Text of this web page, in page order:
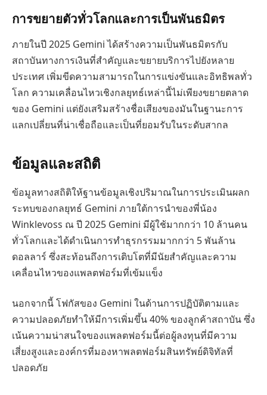
การขยายตัวทั่วโลกและการเป็นพันธมิตร
ภายในปี 2025 Gemini ได้สร้างความเป็นพันธมิตรกับ
สถาบันทางการเงินที่สำคัญและขยายบริการไปยังหลาย
ประเทศ เพิ่มขีดความสามารถในการแข่งขันและอิทธิพลทั่ว
โลก ความเคลื่อนไหวเชิงกลยุทธ์เหล่านี้ไม่เพียงขยายตลาด
ของ Gemini แต่ยังเสริมสร้างชื่อเสียงของมันในฐานะการ
แลกเปลี่ยนที่น่าเชื่อถือและเป็นที่ยอมรับในระดับสากล
ข้อมูลและสถิติ
ข้อมูลทางสถิติให้ฐานข้อมูลเชิงปริมาณในการประเมินผลก
ระทบของกลยุทธ์ Gemini ภายใต้การนำของพี่น้อง
Winklevoss ณ ปี 2025 Gemini มีผู้ใช้มากกว่า 10 ล้านคน
ทั่วโลกและได้ดำเนินการทำธุรกรรมมากกว่า 5 พันล้าน
ดอลลาร์ ซึ่งสะท้อนถึงการเติบโตที่มีนัยสำคัญและความ
เคลื่อนไหวของแพลตฟอร์มที่เข้มแข็ง
นอกจากนี้ โฟกัสของ Gemini ในด้านการปฏิบัติตามและ
ความปลอดภัยทำให้มีการเพิ่มขึ้น 40% ของลูกค้าสถาบัน ซึ่ง
เน้นความน่าสนใจของแพลตฟอร์มนี้ต่อผู้ลงทุนที่มีความ
เสี่ยงสูงและองค์กรที่มองหาพลตฟอร์มสินทรัพย์ดิจิทัลที่
ปลอดภัย